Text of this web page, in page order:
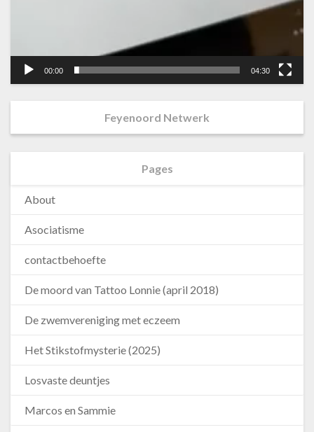
00:00 04:30
Feyenoord Netwerk
Pages
About
Asociatisme
contactbehoefte
De moord van Tattoo Lonnie (april 2018)
De zwemvereniging met eczeem
Het Stikstofmysterie (2025)
Losvaste deuntjes
Marcos en Sammie